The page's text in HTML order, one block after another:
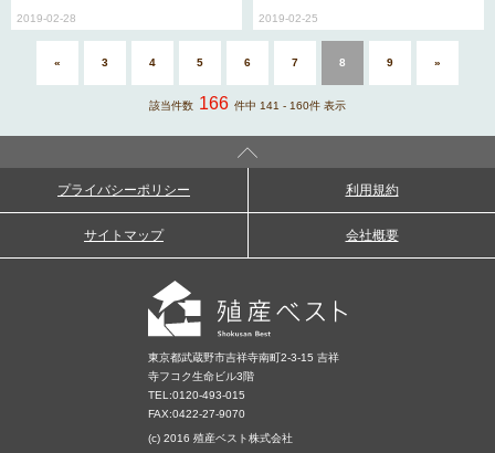
2019-02-28 2019-02-25
« 3 4 5 6 7 8 9 »
該当件数 166 件中 141 - 160件 表示
閉じる
プライバシーポリシー 利用規約
サイトマップ 会社概要
東京都武蔵野市吉祥寺南町2-3-15 吉祥
寺フコク生命ビル3階
TEL:0120-493-015
FAX:0422-27-9070
(c) 2016 殖産ベスト株式会社